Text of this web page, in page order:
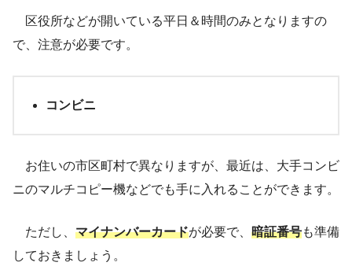
区役所などが開いている平日＆時間のみとなりますの
で、注意が必要です。
コンビニ
お住いの市区町村で異なりますが、最近は、大手コンビ
ニのマルチコピー機などでも手に入れることができます。
ただし、 マイナンバーカードが必要で、 暗証番号も準備
しておきましょう。